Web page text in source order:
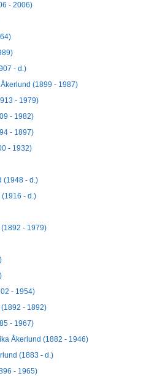
- 2006)
- d.)
(1899 - 1987)
- 1979)
- 1982)
- 1897)
- 1932)
(1948 - d.)
- d.)
- 1979)
- 1954)
- 1892)
- 1967)
Åkerlund (1882 - 1946)
(1883 - d.)
- 1965)